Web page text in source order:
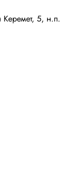
Керемет, 5, н.п.